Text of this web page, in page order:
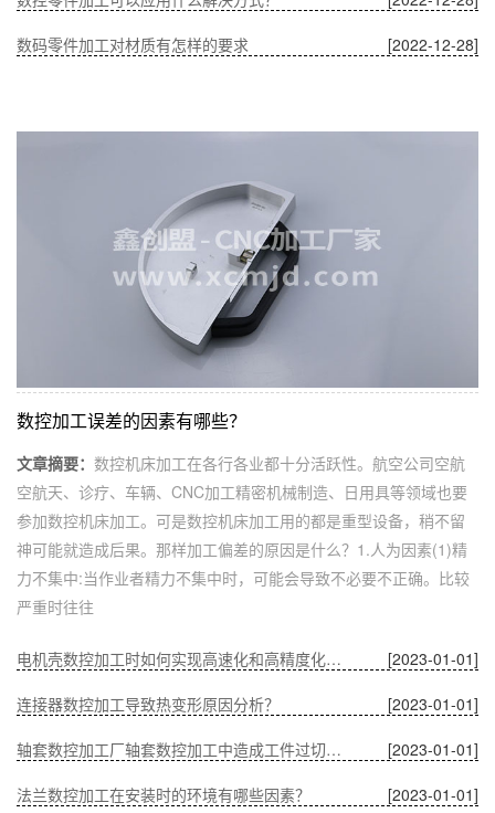
[2022-12-28]
数码零件加工对材质有怎样的要求
数控加工误差的因素有哪些？
文章摘要： 数控机床加工在各行各业都十分活跃性。航空公司空航
空航天、诊疗、车辆、CNC加工精密机械制造、日用具等领域也要
参加数控机床加工。可是数控机床加工用的都是重型设备，稍不留
神可能就造成后果。那样加工偏差的原因是什么？1.人为因素(1)精
力不集中:当作业者精力不集中时，可能会导致不必要不正确。比较
严重时往往
[2023-01-01]
电机壳数控加工时如何实现高速化和高精度化的问题？
[2023-01-01]
连接器数控加工导致热变形原因分析？
[2023-01-01]
轴套数控加工厂轴套数控加工中造成工件过切的原因？
[2023-01-01]
法兰数控加工在安装时的环境有哪些因素？